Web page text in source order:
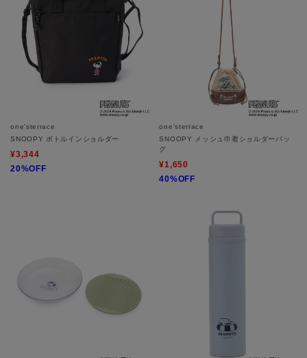
LINE
Mail Magazine
WORLD公式アプリ
WORLD ONLINE STORE
one'sterrace
SNOOPY ボトルインショルダー
¥3,344
20%OFF
one'sterrace
SNOOPY メッシュ巾着ショルダーバッ
グ
¥1,650
40%OFF